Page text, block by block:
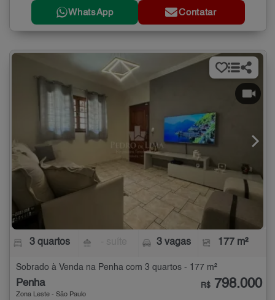
WhatsApp Contatar
3 quartos 3 vagas 177 m²
Sobrado à Venda na Penha com 3 quartos - 177 m²
Penha
Zona Leste - São Paulo
R$ 798.000